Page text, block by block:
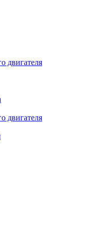
двигателя
двигателя